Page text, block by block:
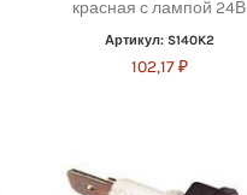
красная с лампой 24В
Артикул: S140K2
102,17 ₽